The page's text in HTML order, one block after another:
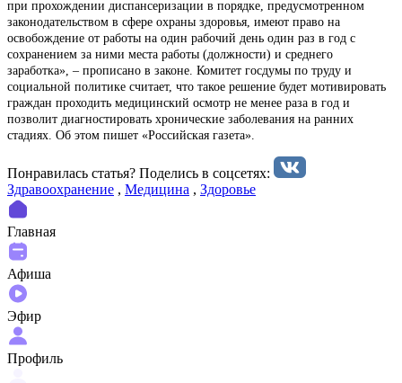
при прохождении диспансеризации в порядке, предусмотренном
законодательством в сфере охраны здоровья, имеют право на
освобождение от работы на один рабочий день один раз в год с
сохранением за ними места работы (должности) и среднего
заработка», – прописано в законе. Комитет госдумы по труду и
социальной политике считает, что такое решение будет мотивировать
граждан проходить медицинский осмотр не менее раза в год и
позволит диагностировать хронические заболевания на ранних
стадиях. Об этом пишет «Российская газета».
Понравилась статья? Поделиcь в соцсетях:
Здравоохранение , Медицина , Здоровье
Главная
Афиша
Эфир
Профиль